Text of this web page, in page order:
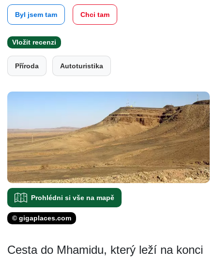
Byl jsem tam Chci tam
Vložit recenzi
Příroda Autoturistika
Prohlédni si vše na mapě
© gigaplaces.com
Cesta do Mhamidu, který leží na konci